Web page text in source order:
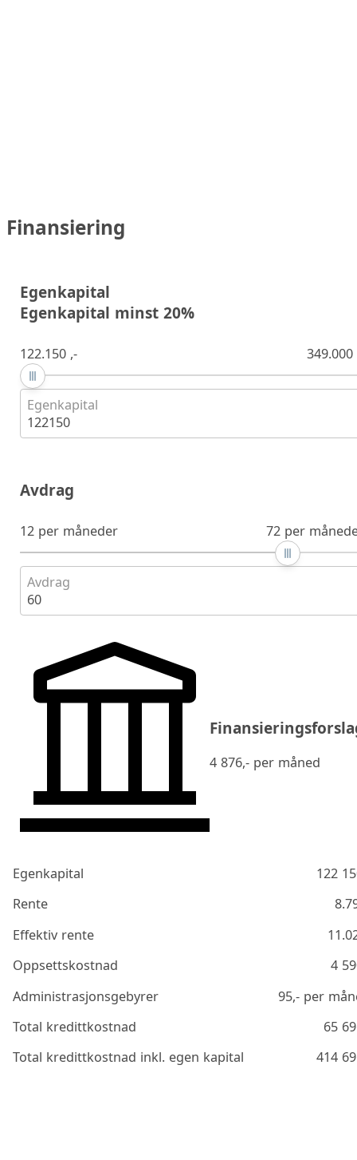
Finansiering
Egenkapital
Egenkapital minst 20%
122.150 ,- 349.000
Egenkapital
122150
Avdrag
12 per måneder 72 per
Avdrag
60
4 876,- per måned
Egenkapital
122
Rente
Effektiv rente
Oppsettskostnad
4
Administrasjonsgebyrer
95,- per
Total kredittkostnad
65
Total kredittkostnad inkl. egen kapital
414